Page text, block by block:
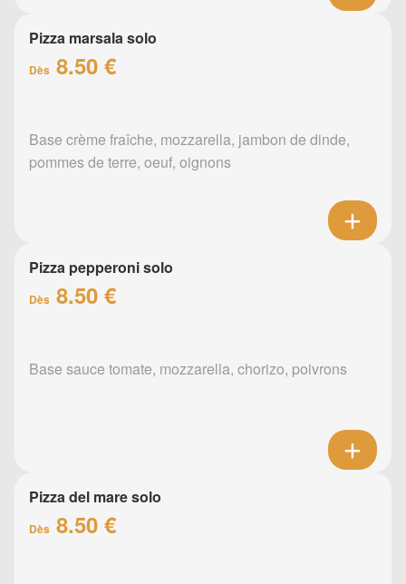
Pizza marsala solo
Dès 8.50 €
Base crème fraîche, mozzarella, jambon de dinde,
pommes de terre, oeuf, oignons
Pizza pepperoni solo
Dès 8.50 €
Base sauce tomate, mozzarella, chorizo, poivrons
Pizza del mare solo
Dès 8.50 €